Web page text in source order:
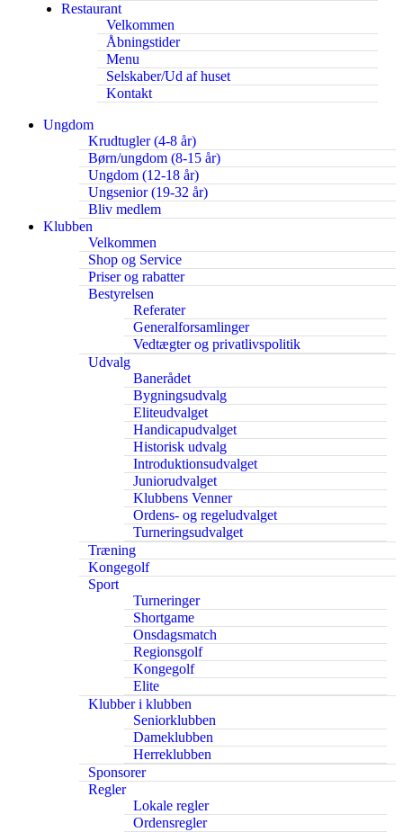
Restaurant
Velkommen
Åbningstider
Menu
Selskaber/Ud af huset
Kontakt
Ungdom
Krudtugler (4-8 år)
Børn/ungdom (8-15 år)
Ungdom (12-18 år)
Ungsenior (19-32 år)
Bliv medlem
Klubben
Velkommen
Shop og Service
Priser og rabatter
Bestyrelsen
Referater
Generalforsamlinger
Vedtægter og privatlivspolitik
Udvalg
Banerådet
Bygningsudvalg
Eliteudvalget
Handicapudvalget
Historisk udvalg
Introduktionsudvalget
Juniorudvalget
Klubbens Venner
Ordens- og regeludvalget
Turneringsudvalget
Træning
Kongegolf
Sport
Turneringer
Shortgame
Onsdagsmatch
Regionsgolf
Kongegolf
Elite
Klubber i klubben
Seniorklubben
Dameklubben
Herreklubben
Sponsorer
Regler
Lokale regler
Ordensregler